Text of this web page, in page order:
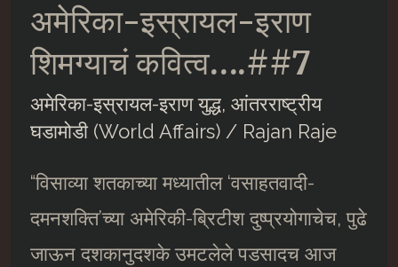
अमेरिका-इस्रायल-इराण
शिमग्याचं कवित्व….##7
अमेरिका-इस्रायल-इराण युद्ध, आंतरराष्ट्रीय
घडामोडी (World Affairs)/ Rajan Raje
“विसाव्या शतकाच्या मध्यातील ‘वसाहतवादी-
दमनशक्ति’च्या अमेरिकी-ब्रिटीश दुष्प्रयोगाचेच, पुढे
जाऊन दशकानुदशके उमटलेले पडसादच आज